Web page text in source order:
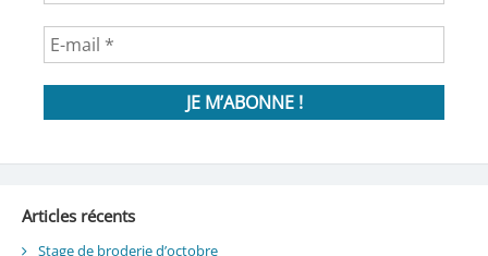
Articles récents
Stage de broderie d’octobre